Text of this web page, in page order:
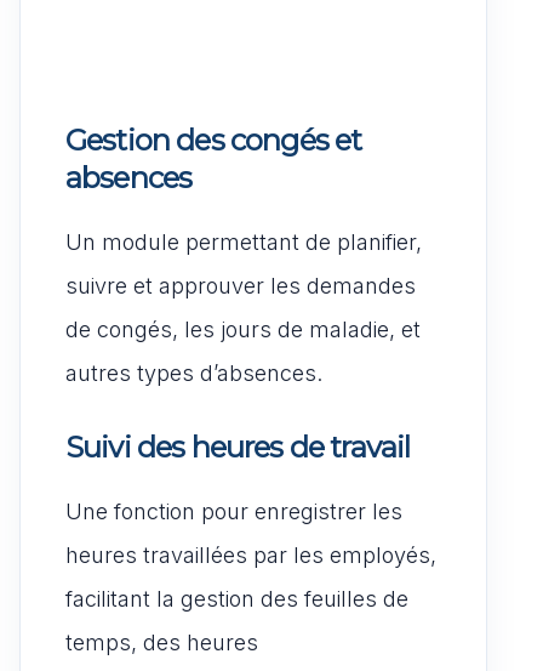
Gestion des congés et
absences
Un module permettant de planifier,
suivre et approuver les demandes
de congés, les jours de maladie, et
autres types d’absences.
Suivi des heures de travail
Une fonction pour enregistrer les
heures travaillées par les employés,
facilitant la gestion des feuilles de
temps, des heures